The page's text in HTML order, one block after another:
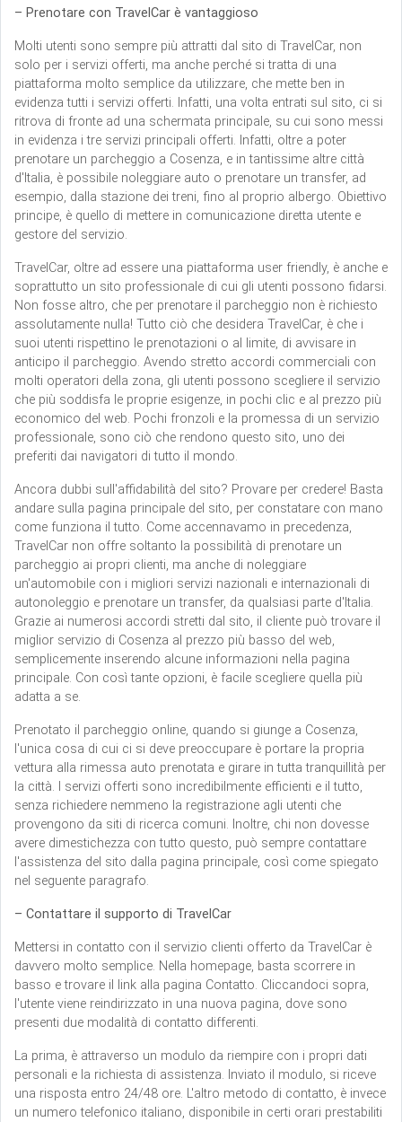
– Prenotare con TravelCar è vantaggioso
Molti utenti sono sempre più attratti dal sito di TravelCar, non
solo per i servizi offerti, ma anche perché si tratta di una
piattaforma molto semplice da utilizzare, che mette ben in
evidenza tutti i servizi offerti. Infatti, una volta entrati sul sito, ci si
ritrova di fronte ad una schermata principale, su cui sono messi
in evidenza i tre servizi principali offerti. Infatti, oltre a poter
prenotare un parcheggio a Cosenza, e in tantissime altre città
d'Italia, è possibile noleggiare auto o prenotare un transfer, ad
esempio, dalla stazione dei treni, fino al proprio albergo. Obiettivo
principe, è quello di mettere in comunicazione diretta utente e
gestore del servizio.
TravelCar, oltre ad essere una piattaforma user friendly, è anche e
soprattutto un sito professionale di cui gli utenti possono fidarsi.
Non fosse altro, che per prenotare il parcheggio non è richiesto
assolutamente nulla! Tutto ciò che desidera TravelCar, è che i
suoi utenti rispettino le prenotazioni o al limite, di avvisare in
anticipo il parcheggio. Avendo stretto accordi commerciali con
molti operatori della zona, gli utenti possono scegliere il servizio
che più soddisfa le proprie esigenze, in pochi clic e al prezzo più
economico del web. Pochi fronzoli e la promessa di un servizio
professionale, sono ciò che rendono questo sito, uno dei
preferiti dai navigatori di tutto il mondo.
Ancora dubbi sull'affidabilità del sito? Provare per credere! Basta
andare sulla pagina principale del sito, per constatare con mano
come funziona il tutto. Come accennavamo in precedenza,
TravelCar non offre soltanto la possibilità di prenotare un
parcheggio ai propri clienti, ma anche di noleggiare
un'automobile con i migliori servizi nazionali e internazionali di
autonoleggio e prenotare un transfer, da qualsiasi parte d'Italia.
Grazie ai numerosi accordi stretti dal sito, il cliente può trovare il
miglior servizio di Cosenza al prezzo più basso del web,
semplicemente inserendo alcune informazioni nella pagina
principale. Con così tante opzioni, è facile scegliere quella più
adatta a se.
Prenotato il parcheggio online, quando si giunge a Cosenza,
l'unica cosa di cui ci si deve preoccupare è portare la propria
vettura alla rimessa auto prenotata e girare in tutta tranquillità per
la città. I servizi offerti sono incredibilmente efficienti e il tutto,
senza richiedere nemmeno la registrazione agli utenti che
provengono da siti di ricerca comuni. Inoltre, chi non dovesse
avere dimestichezza con tutto questo, può sempre contattare
l'assistenza del sito dalla pagina principale, così come spiegato
nel seguente paragrafo.
– Contattare il supporto di TravelCar
Mettersi in contatto con il servizio clienti offerto da TravelCar è
davvero molto semplice. Nella homepage, basta scorrere in
basso e trovare il link alla pagina Contatto. Cliccandoci sopra,
l'utente viene reindirizzato in una nuova pagina, dove sono
presenti due modalità di contatto differenti.
La prima, è attraverso un modulo da riempire con i propri dati
personali e la richiesta di assistenza. Inviato il modulo, si riceve
una risposta entro 24/48 ore. L'altro metodo di contatto, è invece
un numero telefonico italiano, disponibile in certi orari prestabiliti